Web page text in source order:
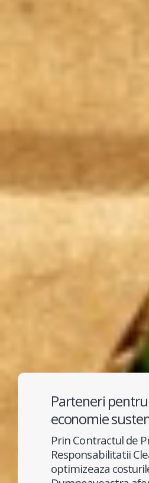
Parteneri
economie
Prin Contractul de
Responsabilitatii
optimizeaza